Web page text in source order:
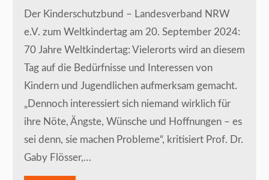
Der Kinderschutzbund – Landesverband NRW
e.V. zum Weltkindertag am 20. September 2024:
70 Jahre Weltkindertag: Vielerorts wird an diesem
Tag auf die Bedürfnisse und Interessen von
Kindern und Jugendlichen aufmerksam gemacht.
„Dennoch interessiert sich niemand wirklich für
ihre Nöte, Ängste, Wünsche und Hoffnungen – es
sei denn, sie machen Probleme“, kritisiert Prof. Dr.
Gaby Flösser,…